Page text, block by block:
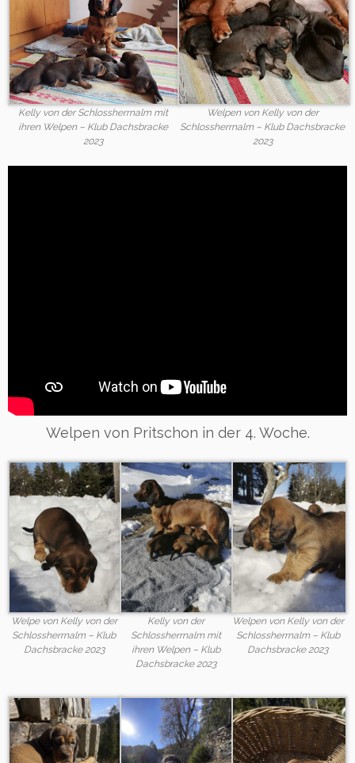
Kelly von der Schlossherrnalm mit
ihren Welpen – Klub Dachsbracke
2023
Welpen von Kelly von der
Schlossherrnalm – Klub Dachsbracke
2023
Welpen von Pritschon in der 4. Woche.
Welpe von Kelly von der
Schlossherrnalm – Klub
Dachsbracke 2023
Kelly von der
Schlossherrnalm mit
ihren Welpen – Klub
Dachsbracke 2023
Welpen von Kelly von der
Schlossherrnalm – Klub
Dachsbracke 2023